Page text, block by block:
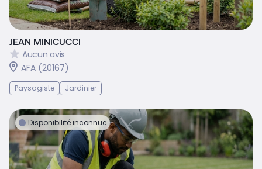
JEAN MINICUCCI
Aucun avis
AFA (20167)
Paysagiste Jardinier
Disponibilité inconnue